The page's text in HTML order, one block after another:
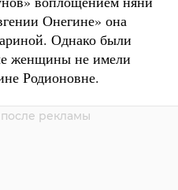
Онегине» она
Однако были
женщины не имели
Родионовне.